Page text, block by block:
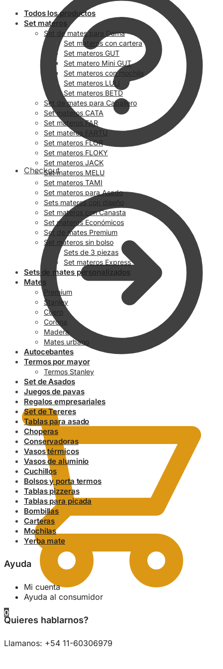
Checkout
0.00 $
0
Todos los productos
Set materos
Set de mates para Dama
Set materos con cartera
Set materos GUT
Set matero Mini GUT
Set materos con mochila
Set materos LULI
Set materos BETD
Set de mates para Caballero
Set materos CATA
Set materos FAR
Set materos FARTU
Set materos FLOR
Set materos FLOKY
Set materos JACK
Set materos MELU
Set materos TAMI
Set materos para Asado
Sets materos con diseño
Set materos con Canasta
Set materos Económicos
Set de mates Premium
Set materos sin bolso
Sets de 3 piezas
Set materos Express
Sets de mates personalizados
Mates
Premium
Stanley
Cuero
Corona
Madera
Mates urbano
Autocebantes
Termos por mayor
Termos Stanley
Set de Asados
Juegos de pavas
Regalos empresariales
Set de Tereres
Tablas para asado
Choperas
Conservadoras
Vasos térmicos
Vasos de aluminio
Cuchillos
Bolsos y porta termos
Tablas pizzeras
Tablas para picada
Bombillas
Carteras
Mochilas
Yerba mate
Ayuda
Mi cuenta
Ayuda al consumidor
Quieres hablarnos?
Llamanos: +54 11-60306979